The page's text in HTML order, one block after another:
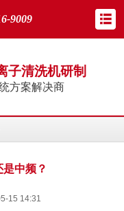
9009
子清洗机研制
方案解决商
中频？
15 14:31